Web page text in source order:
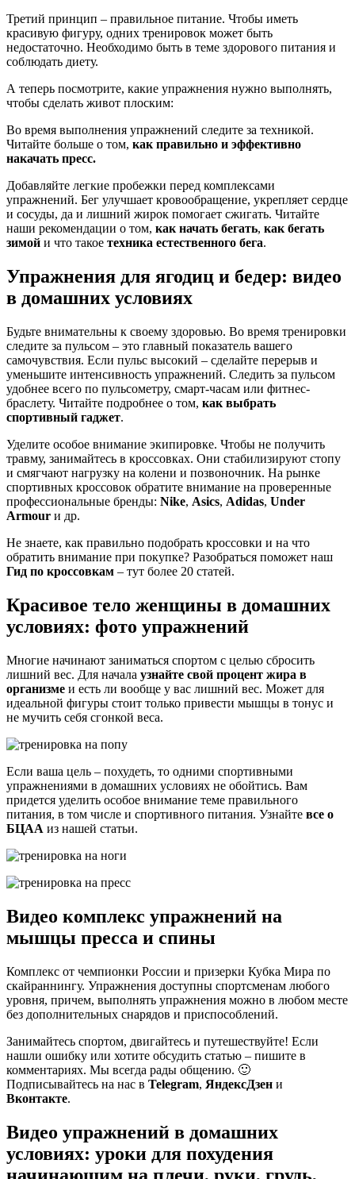
Третий принцип – правильное питание. Чтобы иметь
красивую фигуру, одних тренировок может быть
недостаточно. Необходимо быть в теме здорового питания и
соблюдать диету.
А теперь посмотрите, какие упражнения нужно выполнять,
чтобы сделать живот плоским:
Во время выполнения упражнений следите за техникой.
Читайте больше о том, как правильно и эффективно
накачать пресс.
Добавляйте легкие пробежки перед комплексами
упражнений. Бег улучшает кровообращение, укрепляет сердце
и сосуды, да и лишний жирок помогает сжигать. Читайте
наши рекомендации о том, как начать бегать, как бегать
зимой и что такое техника естественного бега.
Упражнения для ягодиц и бедер: видео
в домашних условиях
Будьте внимательны к своему здоровью. Во время тренировки
следите за пульсом – это главный показатель вашего
самочувствия. Если пульс высокий – сделайте перерыв и
уменьшите интенсивность упражнений. Следить за пульсом
удобнее всего по пульсометру, смарт-часам или фитнес-
браслету. Читайте подробнее о том, как выбрать
спортивный гаджет.
Уделите особое внимание экипировке. Чтобы не получить
травму, занимайтесь в кроссовках. Они стабилизируют стопу
и смягчают нагрузку на колени и позвоночник. На рынке
спортивных кроссовок обратите внимание на проверенные
профессиональные бренды: Nike, Asics, Adidas, Under
Armour и др.
Не знаете, как правильно подобрать кроссовки и на что
обратить внимание при покупке? Разобраться поможет наш
Гид по кроссовкам – тут более 20 статей.
Красивое тело женщины в домашних
условиях: фото упражнений
Многие начинают заниматься спортом с целью сбросить
лишний вес. Для начала узнайте свой процент жира в
организме и есть ли вообще у вас лишний вес. Может для
идеальной фигуры стоит только привести мышцы в тонус и
не мучить себя сгонкой веса.
Если ваша цель – похудеть, то одними спортивными
упражнениями в домашних условиях не обойтись. Вам
придется уделить особое внимание теме правильного
питания, в том числе и спортивного питания. Узнайте все о
БЦАА из нашей статьи.
Видео комплекс упражнений на
мышцы пресса и спины
Комплекс от чемпионки России и призерки Кубка Мира по
скайраннингу. Упражнения доступны спортсменам любого
уровня, причем, выполнять упражнения можно в любом месте
без дополнительных снарядов и приспособлений.
Занимайтесь спортом, двигайтесь и путешествуйте! Если
нашли ошибку или хотите обсудить статью – пишите в
комментариях. Мы всегда рады общению. 🙂
Подписывайтесь на нас в Telegram, ЯндексДзен и
Вконтакте.
Видео упражнений в домашних
условиях: уроки для похудения
начинающим на плечи, руки, грудь,